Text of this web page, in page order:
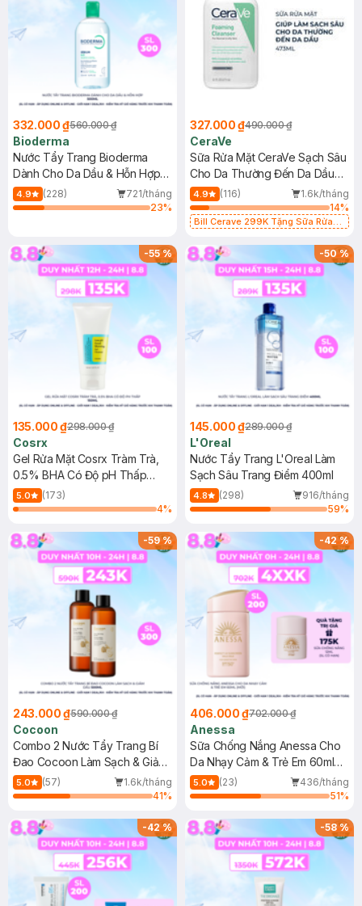
332.000 ₫560.000 ₫
Bioderma
Nước Tẩy Trang Bioderma
Dành Cho Da Dầu & Hỗn Hợp
500ml
4.9 (228)
721/tháng
23%
327.000 ₫490.000 ₫
CeraVe
Sữa Rửa Mặt CeraVe Sạch Sâu
Cho Da Thường Đến Da Dầu
473ml
4.9 (116)
1.6k/tháng
14%
Bill Cerave 299K Tặng Sữa Rửa
-55%
135.000 ₫298.000 ₫
Cosrx
Gel Rửa Mặt Cosrx Tràm Trà,
0.5% BHA Có Độ pH Thấp
150ml
5.0
(173)
4%
-50%
145.000 ₫289.000 ₫
L'Oreal
Nước Tẩy Trang L'Oreal Làm
Sạch Sâu Trang Điểm 400ml
4.8 (298)
916/tháng
59%
-59%
243.000 ₫590.000 ₫
Cocoon
Combo 2 Nước Tẩy Trang Bí
Đao Cocoon Làm Sạch & Giảm
Dầu 500ml
5.0 (57)
1.6k/tháng
41%
-42%
406.000 ₫702.000 ₫
Anessa
Sữa Chống Nắng Anessa Cho
Da Nhạy Cảm & Trẻ Em 60ml
(Mới)
5.0 (23)
436/tháng
51%
-42% -58%